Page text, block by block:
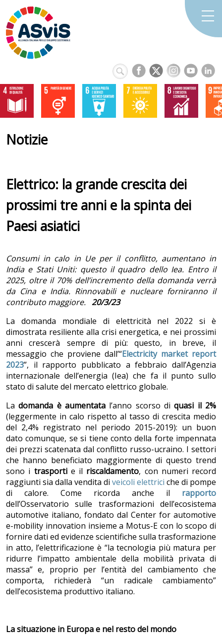
Notizie
Elettrico: la grande crescita dei
prossimi tre anni e la spinta dei
Paesi asiatici
Consumi in calo in Ue per il conflitto, aumentano in
India e Stati Uniti: questo il quadro dello Iea. Entro il
2025, oltre il 70% dell’incremento della domanda verrà
da Cina e India. Rinnovabili e nucleare forniranno il
contributo maggiore. 20/3/23
La domanda mondiale di elettricità nel 2022 si è
dimostrata resiliente alla crisi energetica, e nei prossimi
anni crescerà sempre di più: questo, in breve, il
messaggio che proviene dall’“Electricity market report
2023”, il rapporto pubblicato a febbraio dall’Agenzia
internazionale dell’energia (Iea) che fa il punto sullo
stato di salute del mercato elettrico globale.
Ladomanda è aumentata l’anno scorso diquasi il 2%
(leggermente in calo rispetto al tasso di crescita medio
del 2,4% registrato nel periodo 2015-2019): un buon
dato comunque, se si tiene conto della forte impennata
dei prezzi scatenata dal conflitto russo-ucraino. I settori
che hanno beneficiato maggiormente di questo trend
sono i trasportie il riscaldamento, con numeri record
raggiunti sia dalla vendita di veicoli elettrici che di pompe
di calore. Come ricorda anche il rapporto
dell’Osservatorio sulle trasformazioni dell’ecosistema
automotive italiano, fondato dal Center for automotive
e-mobility innovation insieme a Motus-E con lo scopo di
fornire dati ed evidenze scientifiche sulla trasformazione
in atto, l’elettrificazione è “la tecnologia più matura per
ridurre l’impatto ambientale della mobilità privata di
massa” e, proprio per l’entità del cambiamento che
comporta, richiederà “un radicale cambiamento”
dell’ecosistema produttivo italiano.
La situazione in Europa e nel resto del mondo